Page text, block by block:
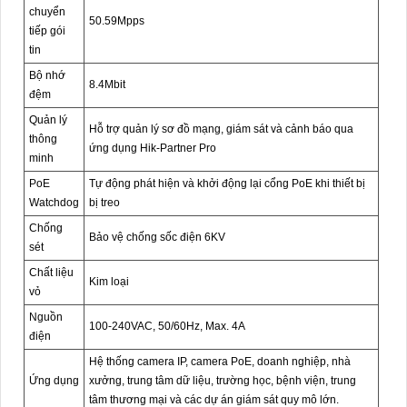
chuyển
tiếp gói
tin
50.59Mpps
Bộ nhớ
đệm
8.4Mbit
Quản lý
thông
minh
Hỗ trợ quản lý sơ đồ mạng, giám sát và cảnh báo qua
ứng dụng Hik-Partner Pro
PoE
Watchdog
Tự động phát hiện và khởi động lại cổng PoE khi thiết bị
bị treo
Chống
sét
Bảo vệ chống sốc điện 6KV
Chất liệu
vỏ
Kim loại
Nguồn
điện
100-240VAC, 50/60Hz, Max. 4A
Ứng dụng
Hệ thống camera IP, camera PoE, doanh nghiệp, nhà
xưởng, trung tâm dữ liệu, trường học, bệnh viện, trung
tâm thương mại và các dự án giám sát quy mô lớn.